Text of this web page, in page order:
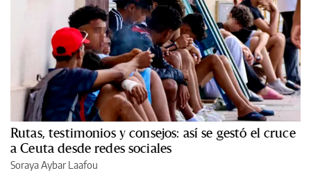
Rutas, testimonios y consejos: así se gestó el cruce
a Ceuta desde redes sociales
Soraya Aybar Laafou